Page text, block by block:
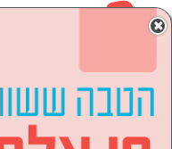
שידות לילה
×